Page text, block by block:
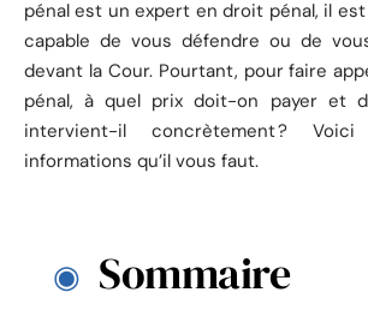
pénal est un expert en droit pénal, il
capable de vous défendre ou de
devant la Cour. Pourtant, pour faire
pénal, à quel prix doit-on payer et
intervient-il concrètement ?
informations qu’il vous faut.
Sommaire